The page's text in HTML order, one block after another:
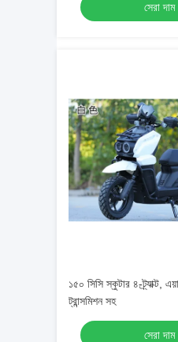
সেরা দাম
১৫০ সিসি স্কুটার ৪-ট্র্যাক্ট,
ট্রান্সমিশন সহ
সেরা দাম